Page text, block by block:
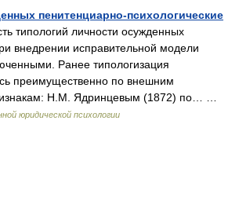
пенитенциарно-психологические
типологий личности осужденных
внедрении исправительной модели
Ранее типологизация
преимущественно по внешним
Н.М. Ядринцевым (1872) по… …
юридической психологии